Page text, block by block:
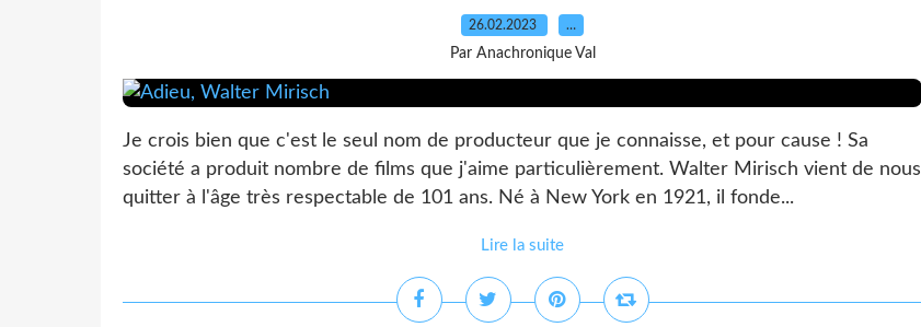
26.02.2023 …
Par Anachronique Val
Je crois bien que c'est le seul nom de producteur que je connaisse, et pour cause ! Sa
société a produit nombre de films que j'aime particulièrement. Walter Mirisch vient de nous
quitter à l'âge très respectable de 101 ans. Né à New York en 1921, il fonde...
Lire la suite